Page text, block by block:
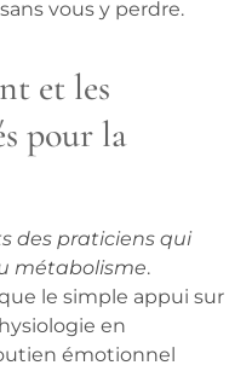
vous y perdre.
et les
pour la
des praticiens qui
métabolisme.
le simple appui sur
en
émotionnel